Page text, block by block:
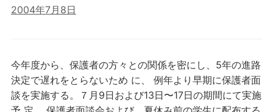
2004年7月8日
今年度から、保護者の方々との関係を密にし、5年の進路
決定で遅れをとらないため に、 例年より早期に保護者面
談を実施する。７月9日および13日〜17日の期間にて実施